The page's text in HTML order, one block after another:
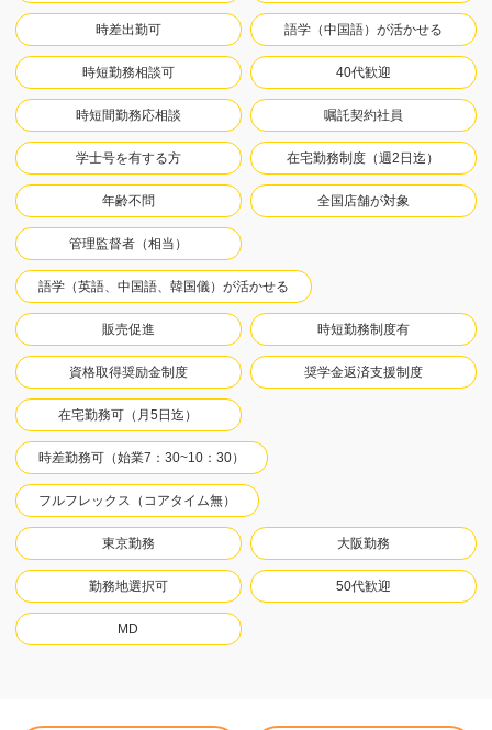
時差出勤可 語学（中国語）が活かせる
時短勤務相談可 40代歓迎
時短間勤務応相談 嘱託契約社員
学士号を有する方 在宅勤務制度（週2日迄）
年齢不問 全国店舗が対象
管理監督者（相当）
語学（英語、中国語、韓国儀）が活かせる
販売促進 時短勤務制度有
資格取得奨励金制度 奨学金返済支援制度
在宅勤務可（月5日迄）
時差勤務可（始業7：30~10：30）
フルフレックス（コアタイム無）
東京勤務 大阪勤務
勤務地選択可 50代歓迎
MD